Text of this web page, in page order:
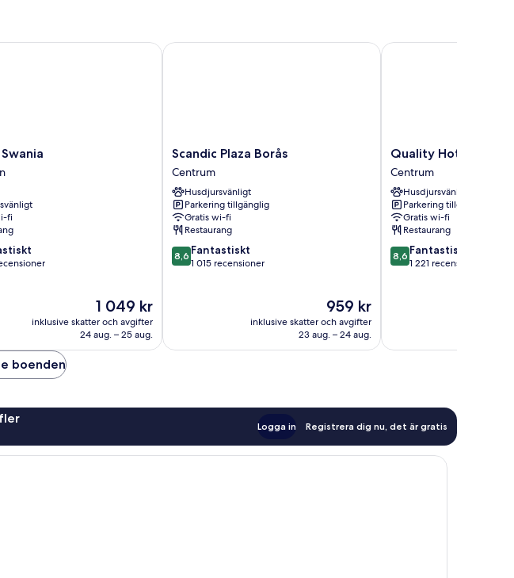
fi
Priset
är
1 049 kr
1 049 kr
inklusive skatter och avgifter
24 aug. – 25 aug.
Scandic
Plaza
Borås
Centrum
Scandic Plaza Borås
Centrum
Husdjursvänligt
Parkering tillgänglig
Gratis wi-fi
Restaurang
8.6
av
8,6 Fantastiskt
1 015 recensioner
Priset
är
959 kr
959 kr
inklusive skatter och avgifter
23 aug. – 24 aug.
Scandic Plaza Borås
Quality
Hotel
Grand
Boras
Centrum
Quality Hotel Grand
Centrum
Husdjursvänligt
Parkering tillgänglig
Gratis wi-fi
Restaurang
8.6
av
8,6 Fantastiskt
1 221 recensioner
Quality Hotel Grand
boenden
Logga in Registrera dig nu, det är gratis